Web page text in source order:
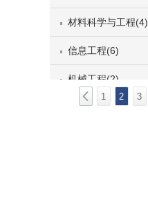
材料科学与工程(4)
信息工程(6)
机械工程(2)
第3期
1 2 3